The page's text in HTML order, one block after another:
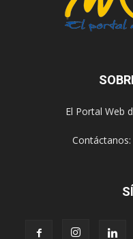
El Portal Web
Contáctanos: